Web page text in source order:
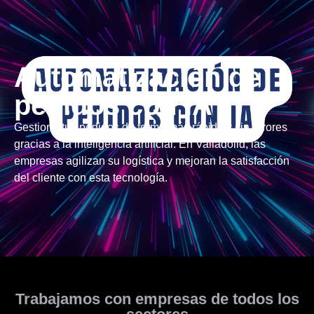
Automatización de
pedidos con IA
Gestiona tus pedidos de forma más rápida y sin errores
gracias a la inteligencia artificial. En Valladolid, las
empresas agilizan su logística y mejoran la satisfacción
del cliente con esta tecnología.
Trabajamos con empresas de todos los